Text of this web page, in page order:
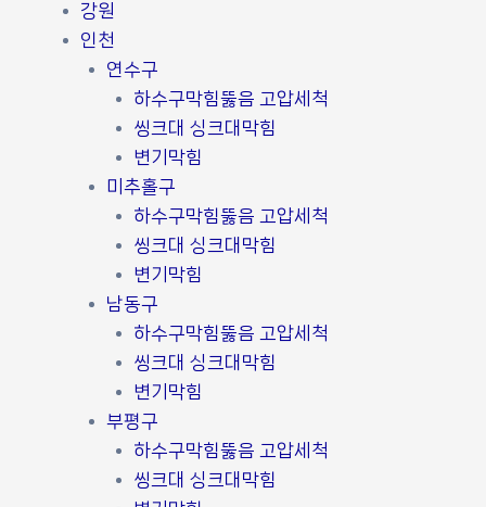
강원
인천
연수구
하수구막힘뚫음 고압세척
씽크대 싱크대막힘
변기막힘
미추홀구
하수구막힘뚫음 고압세척
씽크대 싱크대막힘
변기막힘
남동구
하수구막힘뚫음 고압세척
씽크대 싱크대막힘
변기막힘
부평구
하수구막힘뚫음 고압세척
씽크대 싱크대막힘